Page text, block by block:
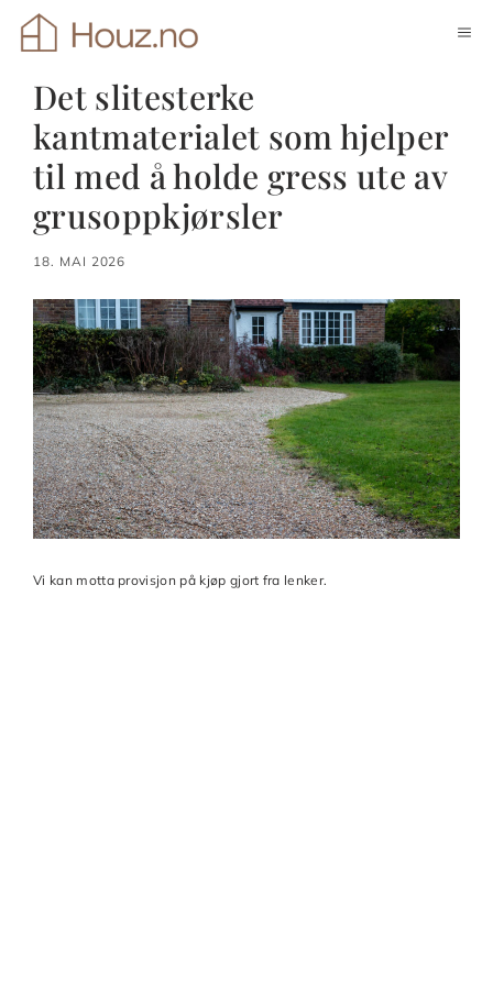
Hopp
Det slitesterke
kantmaterialet som hjelper
til med å holde gress ute av
grusoppkjørsler
18. MAI 2026
Vi kan motta provisjon på kjøp gjort fra lenker.